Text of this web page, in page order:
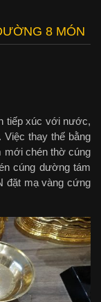
8 MÓN
tiếp xúc với nước,
Việc thay thế bằng
mới chén thờ cúng
cúng dường tám
đặt mạ vàng cứng